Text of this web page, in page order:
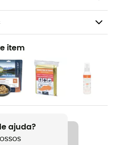
/ PNR De Corse
item
ajuda?